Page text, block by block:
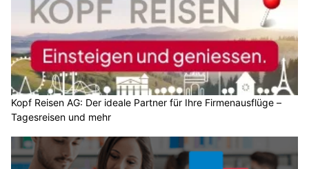
Kopf Reisen AG: Der ideale Partner für Ihre Firmenausflüge –
Tagesreisen und mehr